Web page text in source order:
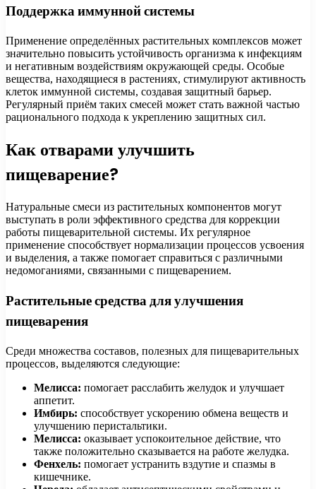
Поддержка иммунной системы
Применение определённых растительных комплексов может
значительно повысить устойчивость организма к инфекциям
и негативным воздействиям окружающей среды. Особые
вещества, находящиеся в растениях, стимулируют активность
клеток иммунной системы, создавая защитный барьер.
Регулярный приём таких смесей может стать важной частью
рационального подхода к укреплению защитных сил.
Как отварами улучшить
пищеварение?
Натуральные смеси из растительных компонентов могут
выступать в роли эффективного средства для коррекции
работы пищеварительной системы. Их регулярное
применение способствует нормализации процессов усвоения
и выделения, а также помогает справиться с различными
недомоганиями, связанными с пищеварением.
Растительные средства для улучшения
пищеварения
Среди множества составов, полезных для пищеварительных
процессов, выделяются следующие:
Мелисса: помогает расслабить желудок и улучшает
аппетит.
Имбирь: способствует ускорению обмена веществ и
улучшению перистальтики.
Мелисса: оказывает успокоительное действие, что
также положительно сказывается на работе желудка.
Фенхель: помогает устранить вздутие и спазмы в
кишечнике.